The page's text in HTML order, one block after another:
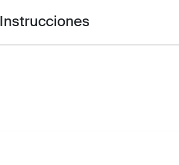
Toggle guides and instructions
Instrucciones